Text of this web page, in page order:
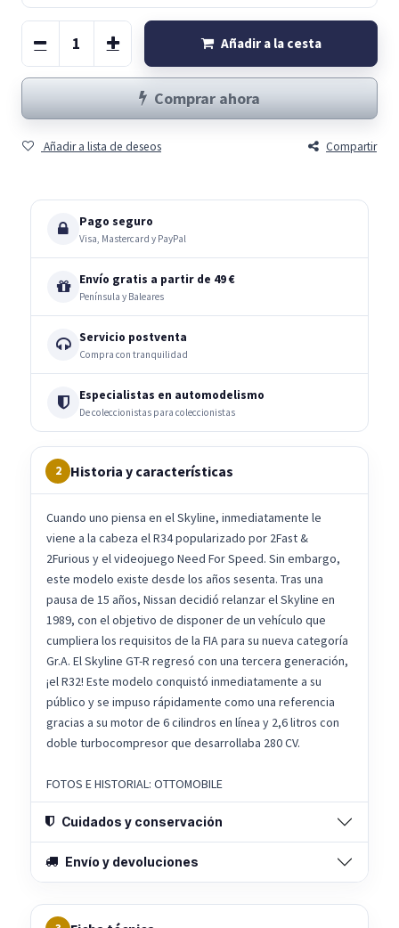
Añadir a la cesta
Comprar ahora
Añadir a lista de deseos Compartir
Pago seguro
Visa, Mastercard y PayPal
Envío gratis a partir de 49 €
Península y Baleares
Servicio postventa
Compra con tranquilidad
Especialistas en automodelismo
De coleccionistas para coleccionistas
2 Historia y características
Cuando uno piensa en el Skyline, inmediatamente le
viene a la cabeza el R34 popularizado por 2Fast &
2Furious y el videojuego Need For Speed. Sin embargo,
este modelo existe desde los años sesenta. Tras una
pausa de 15 años, Nissan decidió relanzar el Skyline en
1989, con el objetivo de disponer de un vehículo que
cumpliera los requisitos de la FIA para su nueva categoría
Gr.A. El Skyline GT-R regresó con una tercera generación,
¡el R32! Este modelo conquistó inmediatamente a su
público y se impuso rápidamente como una referencia
gracias a su motor de 6 cilindros en línea y 2,6 litros con
doble turbocompresor que desarrollaba 280 CV.
FOTOS E HISTORIAL: OTTOMOBILE
Cuidados y conservación
Envío y devoluciones